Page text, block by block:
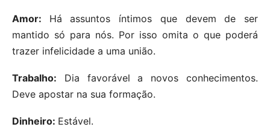
Amor: Há assuntos íntimos que devem de ser
mantido só para nós. Por isso omita o que poderá
trazer infelicidade a uma união.
Trabalho: Dia favorável a novos conhecimentos.
Deve apostar na sua formação.
Dinheiro: Estável.